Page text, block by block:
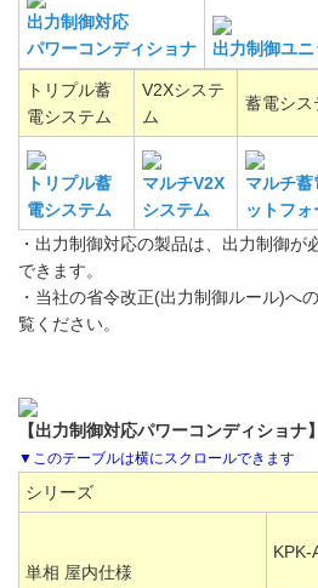
出力制御対応
パワーコンディショナ
出力制御ユニ
トリプル蓄
電システム
V2Xシステ
ム
蓄電シス
トリプル蓄
電システム
マルチV2X
システム
マルチ蓄
ットフォ
・出力制御対応の製品は、出力制御が
できます。
・当社の省令改正(出力制御ルール)へ
覧ください。
【出力制御対応パワーコンディショナ】
シリーズ
単相 屋内仕様
KPK-